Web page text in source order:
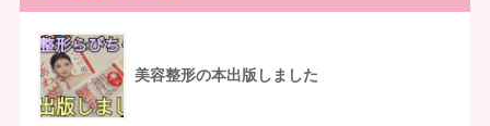
美容整形の本出版しました